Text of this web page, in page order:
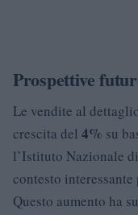
Prospettive
Le vendite al
crescita del 4% su
l’Istituto Nazionale
contesto
Questo aumento ha